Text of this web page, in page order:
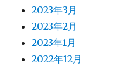
2023年3月
2023年2月
2023年1月
2022年12月